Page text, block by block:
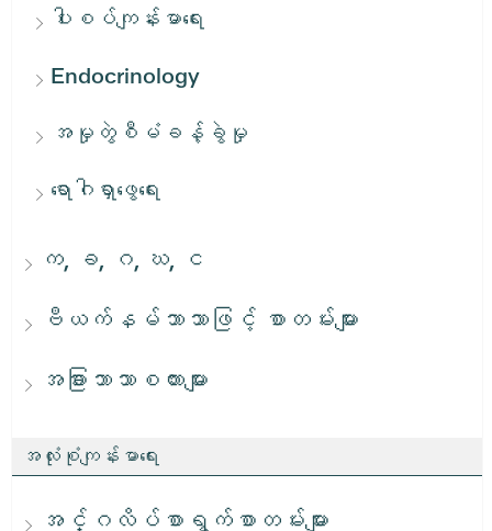
ပါးစပ်ကျန်းမာရေး
Endocrinology
အမှုတွဲစီမံခန့်ခွဲမှု
ရောဂါရှာဖွေရေး
က, ခ, ဂ, ဃ, င
ဗီယက်နမ်ဘာသာဖြင့် စာတမ်းများ
အခြားဘာသာစကားများ
အလုံးစုံကျန်းမာရေး
အင်္ဂလိပ်စာရွက်စာတမ်းများ